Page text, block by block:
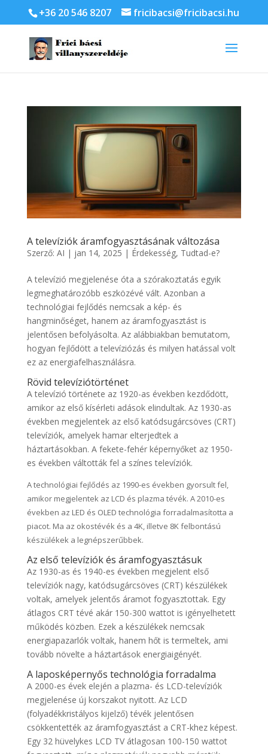
+36 20 546 8207 fricibacsi@fricibacsi.hu
A televíziók áramfogyasztásának változása
Szerző: AI | jan 14, 2025 | Érdekesség, Tudtad-e?
A televízió megjelenése óta a szórakoztatás egyik
legmeghatározóbb eszközévé vált. Azonban a
technológiai fejlődés nemcsak a kép- és
hangminőséget, hanem az áramfogyasztást is
jelentősen befolyásolta. Az alábbiakban bemutatom,
hogyan fejlődött a televíziózás és milyen hatással volt
ez az energiafelhasználásra.
Rövid televíziótörténet
A televízió története az 1920-as években kezdődött,
amikor az első kísérleti adások elindultak. Az 1930-as
években megjelentek az első katódsugárcsöves (CRT)
televíziók, amelyek hamar elterjedtek a
háztartásokban. A fekete-fehér képernyőket az 1950-
es években váltották fel a színes televíziók.
A technológiai fejlődés az 1990-es években gyorsult fel,
amikor megjelentek az LCD és plazma tévék. A 2010-es
években az LED és OLED technológia forradalmasította a
piacot. Ma az okostévék és a 4K, illetve 8K felbontású
készülékek a legnépszerűbbek.
Az első televíziók és áramfogyasztásuk
Az 1930-as és 1940-es években megjelent első
televíziók nagy, katódsugárcsöves (CRT) készülékek
voltak, amelyek jelentős áramot fogyasztottak. Egy
átlagos CRT tévé akár 150-300 wattot is igényelhetett
működés közben. Ezek a készülékek nemcsak
energiapazarlók voltak, hanem hőt is termeltek, ami
tovább növelte a háztartások energiaigényét.
A laposképernyős technológia forradalma
A 2000-es évek elején a plazma- és LCD-televíziók
megjelenése új korszakot nyitott. Az LCD
(folyadékkristályos kijelző) tévék jelentősen
csökkentették az áramfogyasztást a CRT-khez képest.
Egy 32 hüvelykes LCD TV átlagosan 100-150 wattot